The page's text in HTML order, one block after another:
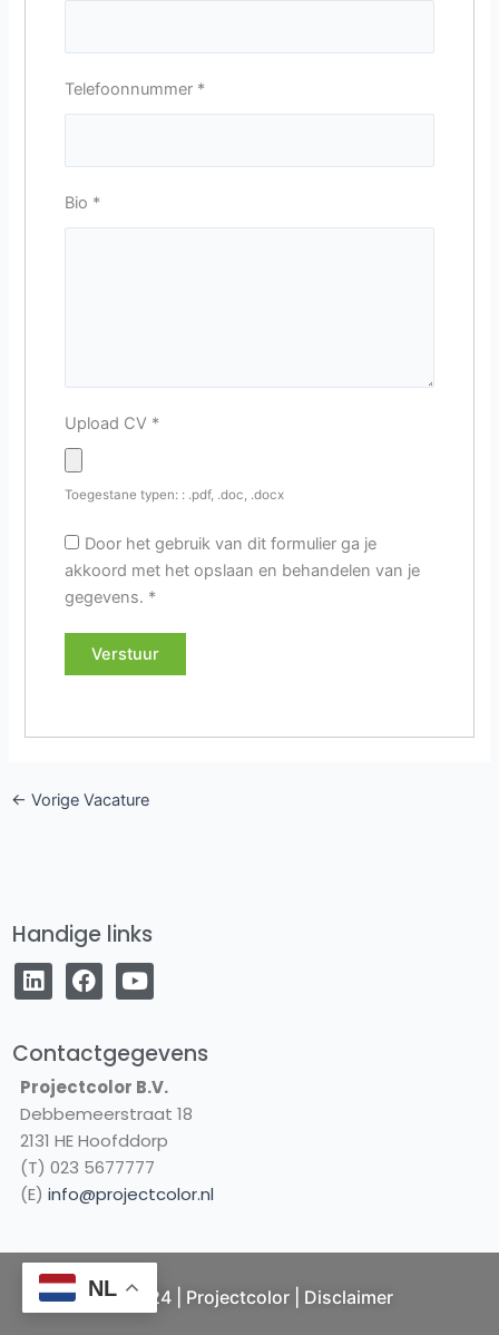
Telefoonnummer *
Bio *
Upload CV *
Toegestane typen: : .pdf, .doc, .docx
Door het gebruik van dit formulier ga je
akkoord met het opslaan en behandelen van je
gegevens. *
← Vorige Vacature
Handige links
L
i
n
e
i
n
F
a
c
b
o
o
k
Y
o
u
u
b
e
Contactgegevens
Projectcolor B.V.
Debbemeerstraat 18
2131 HE Hoofddorp
(T) 023 5677777
(E) info@projectcolor.nl
© 2024 | Projectcolor | Disclaimer
NL